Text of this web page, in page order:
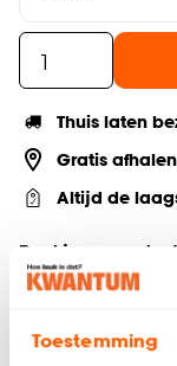
Toestemming
Thuis laten
Gratis
Altijd de
Deel jouw